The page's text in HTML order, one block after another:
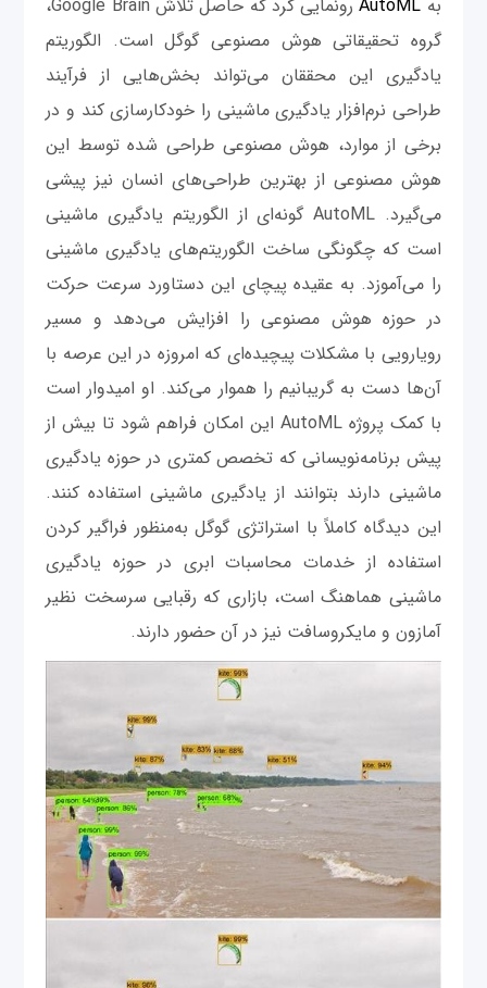
به AutoML
رونمایی کرد که حاصل تلاش Google Brain،
گروه تحقیقاتی هوش مصنوعی گوگل است. الگوریتم
یادگیری این محققان می‌تواند بخش‌هایی از فرآیند
طراحی نرم‌افزار یادگیری ماشینی را خودکارسازی کند و در
برخی از موارد، هوش ‌مصنوعی طراحی شده توسط این
هوش مصنوعی از بهترین طراحی‌های انسان نیز پیشی
می‌گیرد. AutoML گونه‌ای از الگوریتم یادگیری ماشینی
است که چگونگی ساخت الگوریتم‌های یادگیری ماشینی
را می‌آموزد. به عقیده پیچای این دستاورد سرعت حرکت
در حوزه هوش‌ مصنوعی را افزایش می‌دهد و مسیر
رویارویی با مشکلات پیچیده‌ای که امروزه در این عرصه با
آن‌ها دست به گریبانیم را هموار می‌کند. او امیدوار است
با کمک پروژه AutoML این امکان فراهم شود تا بیش از
پیش برنامه‌نویسانی که تخصص کمتری در حوزه یادگیری
ماشینی دارند بتوانند از یادگیری ماشینی استفاده کنند.
این دیدگاه کاملاً با استراتژی گوگل به‌منظور فراگیر کردن
استفاده از خدمات محاسبات ابری‌ در حوزه یادگیری
ماشینی هماهنگ است، بازاری که رقبایی سرسخت نظیر
آمازون و مایکروسافت نیز در آن حضور دارند.